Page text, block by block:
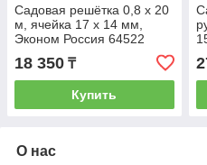
Садовая решётка 0,8 x 20
м, ячейка 17 x 14 мм,
Эконом Россия 64522
18 350 ₸
Купить
О нас